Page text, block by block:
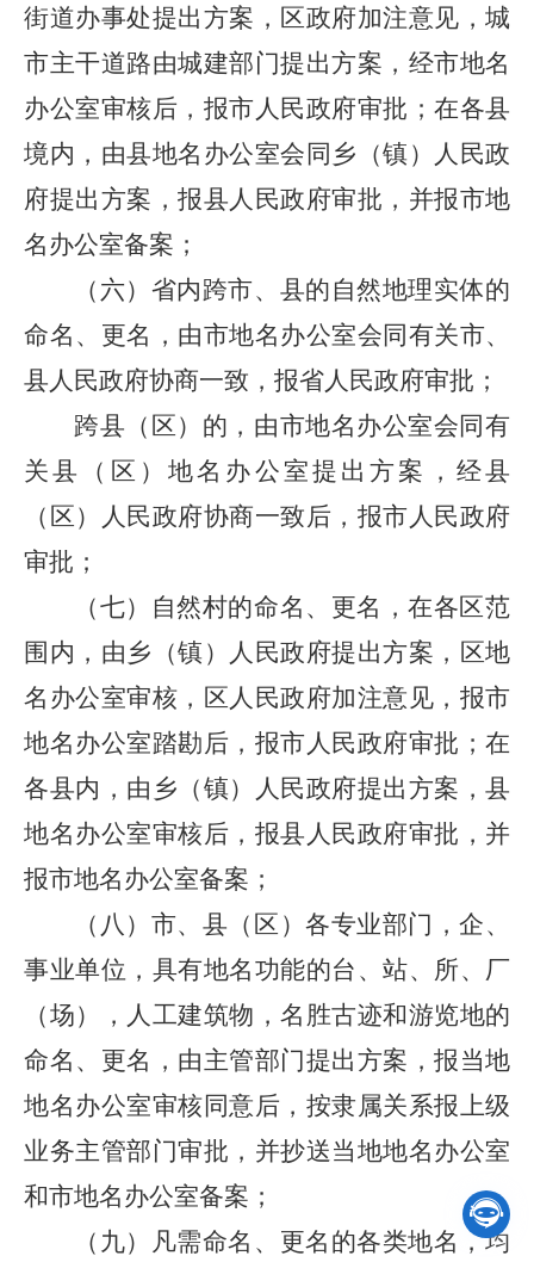

街道办事处提出方案，区政府加注意见，城
市主干道路由城建部门提出方案，经市地名
办公室审核后，报市人民政府审批；在各县
境内，由县地名办公室会同乡（镇）人民政
府提出方案，报县人民政府审批，并报市地
名办公室备案；
（六）省内跨市、县的自然地理实体的
命名、更名，由市地名办公室会同有关市、
县人民政府协商一致，报省人民政府审批；
跨县（区）的，由市地名办公室会同有
关县（区）地名办公室提出方案，经县
（区）人民政府协商一致后，报市人民政府
审批；
（七）自然村的命名、更名，在各区范
围内，由乡（镇）人民政府提出方案，区地
名办公室审核，区人民政府加注意见，报市
地名办公室踏勘后，报市人民政府审批；在
各县内，由乡（镇）人民政府提出方案，县
地名办公室审核后，报县人民政府审批，并
报市地名办公室备案；
（八）市、县（区）各专业部门，企、
事业单位，具有地名功能的台、站、所、厂
（场），人工建筑物，名胜古迹和游览地的
命名、更名，由主管部门提出方案，报当地
地名办公室审核同意后，按隶属关系报上级
业务主管部门审批，并抄送当地地名办公室
和市地名办公室备案；
（九）凡需命名、更名的各类地名，均